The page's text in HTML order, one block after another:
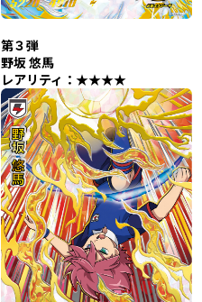
第３弾
野坂 悠馬
レアリティ：★★★★